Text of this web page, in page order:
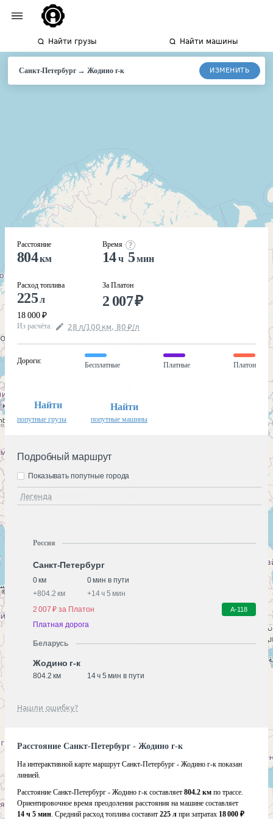
Найти грузы Найти машины
Санкт-Петербург→Жодино г-к ИЗМЕНИТЬ
Расстояние
804км
Расход топлива
225л
18 000 ₽
Время
14ч 5мин
За Платон
2 007₽
Из расчёта: 28 л/100 км, 80 ₽/л
Дороги:
Бесплатные Платные Платон
Найти
попутные грузы
Найти
попутные машины
Подробный маршрут
Легенда
Показывать попутные города
Россия
Санкт-Петербург
0 км
0 мин в пути
+804.2 км +14 ч 5 мин
2 007 ₽ за Платон
А-118
Платная дорога
Беларусь
Жодино г-к
804.2 км 14 ч 5 мин в пути
Нашли ошибку?
Расстояние Санкт-Петербург - Жодино г-к
На интерактивной карте маршрут Санкт-Петербург - Жодино г-к показан
линией.
Расстояние Санкт-Петербург - Жодино г-к составляет 804.2 км по трассе.
Ориентировочное время преодоления расстояния на машине составляет
14 ч 5 мин. Средний расход топлива составит 225 л при затратах 18 000 ₽